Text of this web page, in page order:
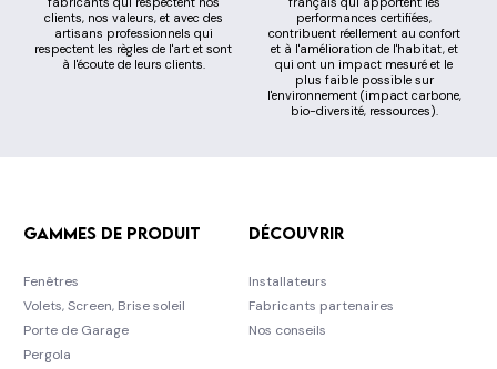
clients, nos valeurs, et avec des
artisans professionnels qui
respectent les règles de l'art et sont
à l'écoute de leurs clients.
performances certifiées,
contribuent réellement au confort
et à l'amélioration de l'habitat, et
qui ont un impact mesuré et le
plus faible possible sur
l'environnement (impact carbone,
bio-diversité, ressources).
Gammes de produit
Fenêtres
Volets, Screen, Brise soleil
Porte de Garage
Pergola
Découvrir
Installateurs
Fabricants partenaires
Nos conseils